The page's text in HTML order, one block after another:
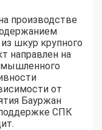
производстве
шкур крупного
направлен на
от
Бауржан
СПК